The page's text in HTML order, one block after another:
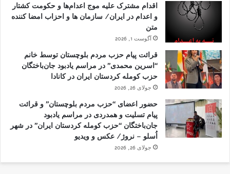
اقدام مشترک علیه موج اعدام‌ها و حکومت کشتار
و اعدام در ایران/ سازمان ها و احزاب امضا کننده
متن
آگوست 1, 2026
قرائت پیام حزب مردم بلوچستان توسط خانم
“اسرین محمدی” در مراسم یادبود جان‌باختگان
حزب کومله کردستان ایران در کانادا
جولای 26, 2026
حضور اعضای “حزب مردم بلوچستان” و قرائت
پیام تسلیت و همدردی در مراسم یادبود
جان‌باختگان “حزب کومله کردستان ایران” در شهر
اُسلو – نروژ/ عکس و ویدیو
جولای 26, 2026